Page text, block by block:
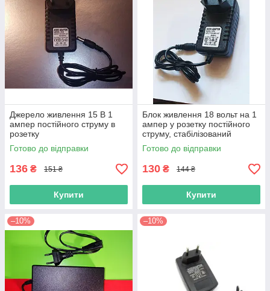
Джерело живлення 15 В 1
ампер постійного струму в
розетку
Готово до відправки
136 ₴ 151 ₴
Купити
Блок живлення 18 вольт на 1
ампер у розетку постійного
струму, стабілізований
Готово до відправки
130 ₴ 144 ₴
Купити
–10% –10%